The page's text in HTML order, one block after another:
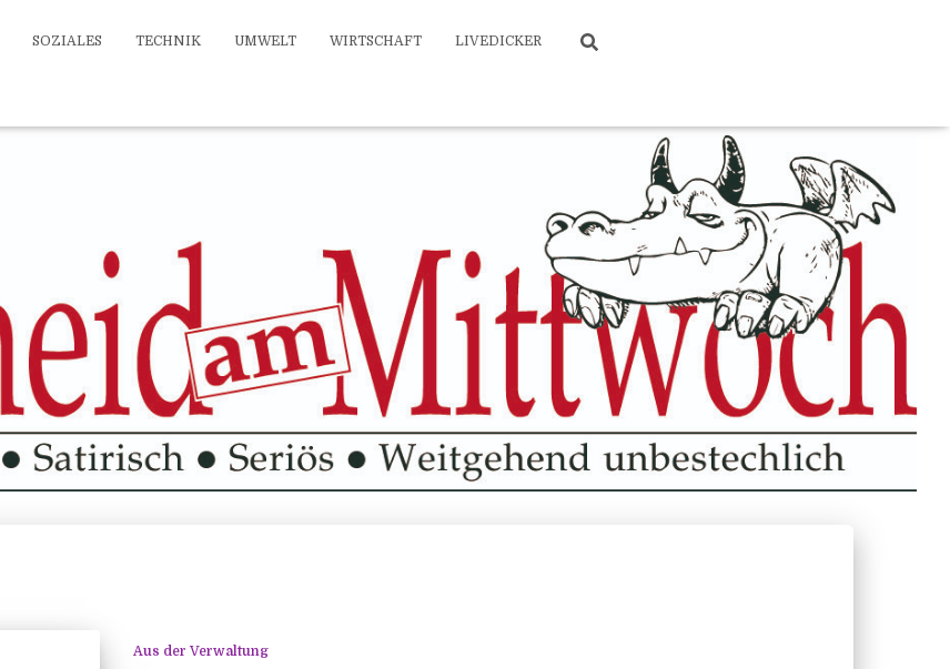
SOZIALES TECHNIK UMWELT WIRTSCHAFT LIVEDICKER
Aus der Verwaltung